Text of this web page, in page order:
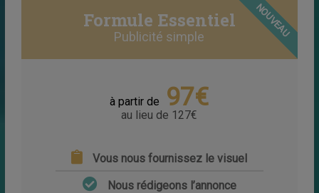
Formule Essentiel
Publicité simple
à partir de 97€
au lieu de 127€
Vous nous fournissez le visuel
Nous rédigeons l’annonce
NOUVEAU